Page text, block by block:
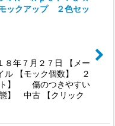
ックアップ ２色セッ
年７月２７日 【メー
【モック個数】 ２
ト】 傷のつきやすい
】 中古 【クリック